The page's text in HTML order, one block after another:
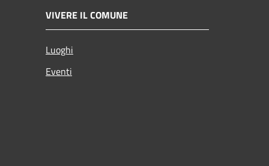
VIVERE IL COMUNE
Luoghi
Eventi